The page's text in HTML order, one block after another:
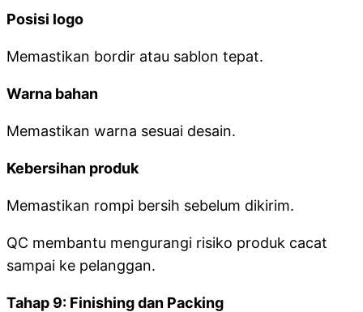
Posisi logo
Memastikan bordir atau sablon tepat.
Warna bahan
Memastikan warna sesuai desain.
Kebersihan produk
Memastikan rompi bersih sebelum dikirim.
QC membantu mengurangi risiko produk cacat
sampai ke pelanggan.
Tahap 9: Finishing dan Packing